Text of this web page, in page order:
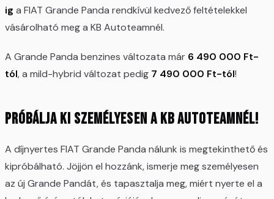
ig a FIAT Grande Panda rendkívül kedvező feltételekkel
vásárolható meg a KB Autoteamnél.
A Grande Panda benzines változata már 6 490 000 Ft-
tól, a mild-hybrid változat pedig 7 490 000 Ft-tól!
Próbálja ki személyesen a KB Autoteamnél!
A díjnyertes FIAT Grande Panda nálunk is megtekinthető és
kipróbálható. Jöjjön el hozzánk, ismerje meg személyesen
az új Grande Pandát, és tapasztalja meg, miért nyerte el a